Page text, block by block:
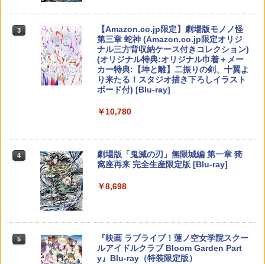
3 スプラトゥーン レイダース -Switch2
￥6,445
ニンテンドープリペイド番号 9000円|オ
ンラインコード版
￥9,000
ニンテンドープリペイド番号 5000円|オ
ンラインコード版
3
【純正品】ディスクドライブ(CFI-ZDD1
J) PlayStation 5
￥11,849
トローラー ミッドナイト ブラック(CFI-
【純正品】DualSense ワイヤレスコン
￥10,737
3
【純正品】Xbox ワイヤレス コントロー
￥8,020
【純正品】Xbox 充電式バッテリー + US
B-C ケーブル
￥2,618
【純正品】Xbox Elite ワイヤレス コン
イト)
3
【Amazon.co.jp限定】劇場版モノノ怪
第三章 蛇神 (Amazon.co.jp限定オリジ
ナル三方背収納ケース付きコレクション)
(オリジナル特典:オリジナル巾着＋メー
カー特典:【坤と離】二振りの剣、十翼よ
り来たる！スタジオ描き下ろしイラスト
ボード付) [Blu-ray]
￥10,780
4
劇場版「鬼滅の刃」無限城編 第一章 猗
窩座再来 完全生産限定版 [Blu-ray]
￥8,698
5
『映画 ラブライブ！蓮ノ空女学院スクー
ルアイドルクラブ Bloom Garden Part
y』Blu-ray（特装限定版）